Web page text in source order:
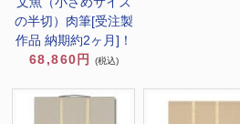
の半切）肉筆[受注製
作品 納期約2ヶ月]！
68,860円
(税込)